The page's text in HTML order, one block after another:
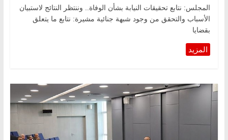
المجلس: نتابع تحقيقات النيابة بشأن الوفاة.. وننتظر النتائج لاستبيان
الأسباب والتحقق من وجود شبهة جنائية مشيرة: نتابع ما يتعلق
بقضايا